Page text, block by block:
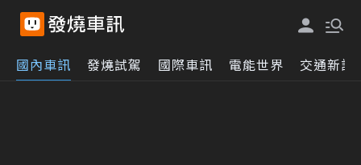
國內車訊 發燒試駕 國際車訊 電能世界 交通新訊